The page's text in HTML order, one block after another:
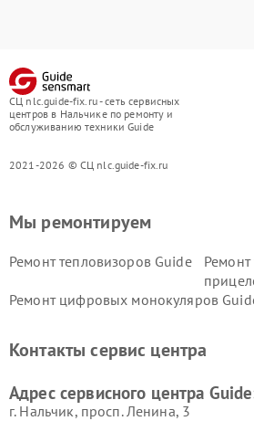
СЦ nlc.guide-fix.ru - сеть сервисных
центров в Нальчике по ремонту и
обслуживанию техники Guide
2021-2026 © СЦ nlc.guide-fix.ru
Мы ремонтируем
Ремонт тепловизоров Guide
Ремонт цифровых монокуляров
Контакты сервис центра
Адрес сервисного центра
г. Нальчик, просп. Ленина, 3